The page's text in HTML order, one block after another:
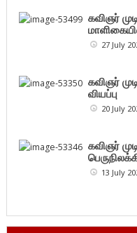
கவிஞர்
27 July
கவிஞர்
வியப்பு
20 July
கவிஞர்
13 July